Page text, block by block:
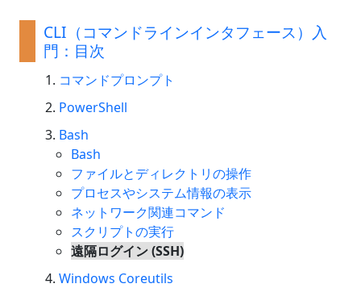
CLI（コマンドラインインタフェース）入
門：目次
コマンドプロンプト
PowerShell
Bash
Bash
ファイルとディレクトリの操作
プロセスやシステム情報の表示
ネットワーク関連コマンド
スクリプトの実行
遠隔ログイン (SSH)
Windows Coreutils